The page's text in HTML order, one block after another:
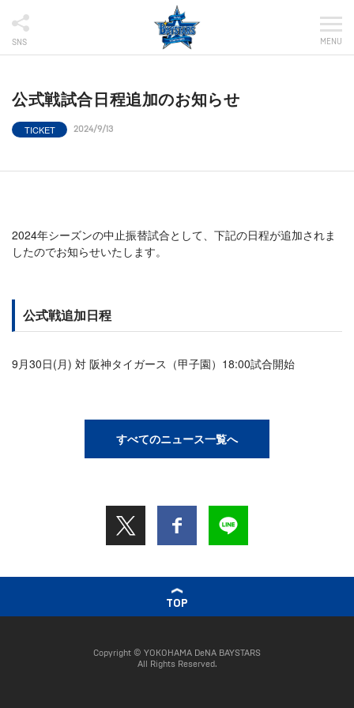
SNS MENU
公式戦試合日程追加のお知らせ
TICKET 2024/9/13
2024年シーズンの中止振替試合として、下記の日程が追加されま
したのでお知らせいたします。
公式戦追加日程
9月30日(月) 対 阪神タイガース（甲子園）18:00試合開始
すべてのニュース一覧へ
TOP
Copyright © YOKOHAMA DeNA BAYSTARS
All Rights Reserved.